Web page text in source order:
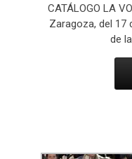
CATÁLOGO LA
Zaragoza, del 17
de